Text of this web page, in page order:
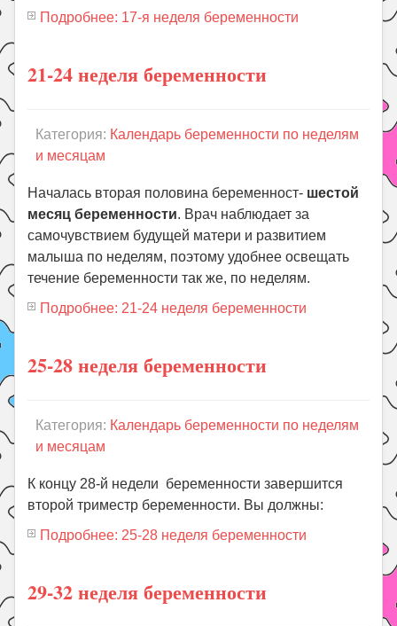
Подробнее: 17-я неделя беременности
21-24 неделя беременности
Категория: Календарь беременности по неделям
и месяцам
Началась вторая половина беременност- шестой
месяц беременности. Врач наблюдает за
самочувствием будущей матери и развитием
малыша по неделям, поэтому удобнее освещать
течение беременности так же, по неделям.
Подробнее: 21-24 неделя беременности
25-28 неделя беременности
Категория: Календарь беременности по неделям
и месяцам
К концу 28-й недели беременности завершится
второй триместр беременности. Вы должны:
Подробнее: 25-28 неделя беременности
29-32 неделя беременности